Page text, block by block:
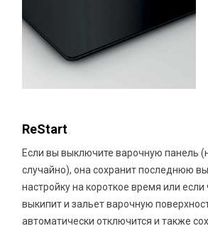
ReStart
Если вы выключите варочную панель
случайно), она сохранит последнюю
настройку на короткое время или если
выкипит и зальет варочную
автоматически отключится и также